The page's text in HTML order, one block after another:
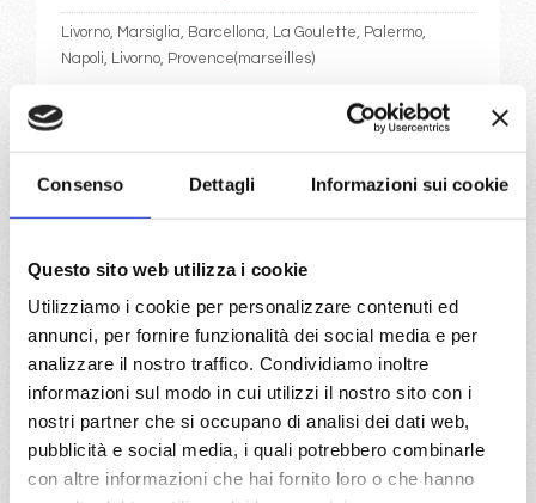
Consenso Dettagli Informazioni sui cookie
Questo sito web utilizza i cookie
Utilizziamo i cookie per personalizzare contenuti ed
annunci, per fornire funzionalità dei social media e per
analizzare il nostro traffico. Condividiamo inoltre
informazioni sul modo in cui utilizzi il nostro sito con i
nostri partner che si occupano di analisi dei dati web,
pubblicità e social media, i quali potrebbero combinarle
con altre informazioni che hai fornito loro o che hanno
Livorno, Marsiglia, Barcellona, La Goulette, Palermo,
Napoli, Livorno, Provence(marseilles)
12/09/2027
19/09/2027
€ 743
26/09/2027
€ 743
a partire da
€ 743
DETTAGLI
da GenovaconMSC Seaview